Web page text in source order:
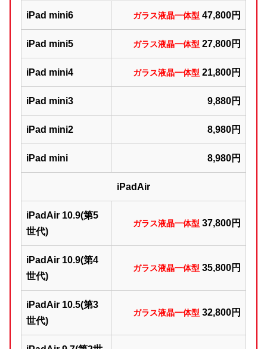
iPad mini6 ガラス液晶一体型 47,800円
iPad mini5 ガラス液晶一体型 27,800円
iPad mini4 ガラス液晶一体型 21,800円
iPad mini3 9,880円
iPad mini2 8,980円
iPad mini 8,980円
iPadAir
iPadAir 10.9(第5
世代)
ガラス液晶一体型 37,800円
iPadAir 10.9(第4
世代)
ガラス液晶一体型 35,800円
iPadAir 10.5(第3
世代)
ガラス液晶一体型 32,800円